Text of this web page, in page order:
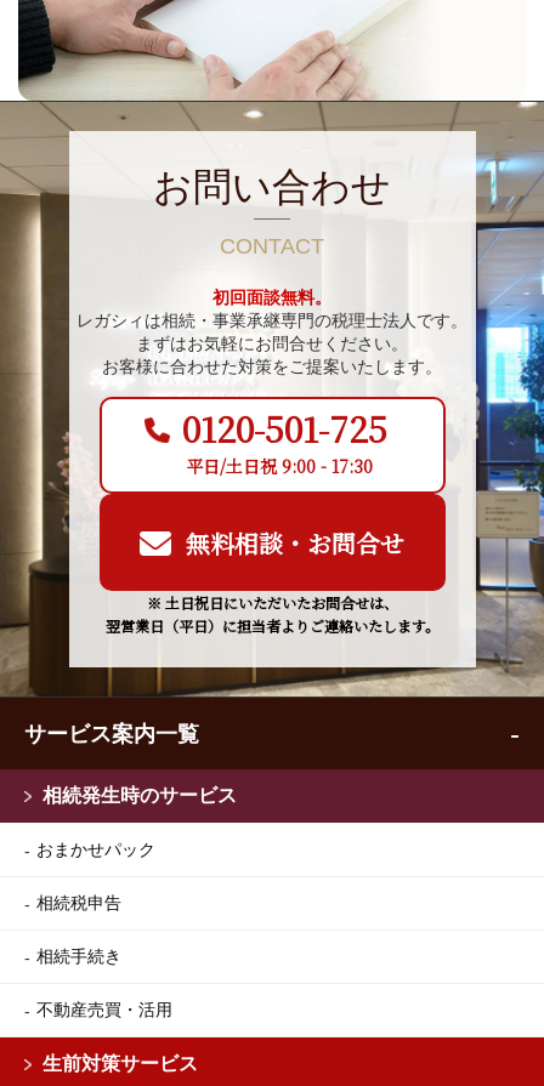
お問い合わせ
CONTACT
初回面談無料。
レガシィは相続・事業承継専門の税理士法人です。
まずはお気軽にお問合せください。
お客様に合わせた対策をご提案いたします。
0120-501-725
平日/土日祝 9:00 - 17:30
無料相談・お問合せ
※ 土日祝日にいただいたお問合せは、
翌営業日（平日）に担当者よりご連絡いたします。
サービス案内一覧
相続発生時のサービス
おまかせパック
相続税申告
相続手続き
不動産売買・活用
生前対策サービス